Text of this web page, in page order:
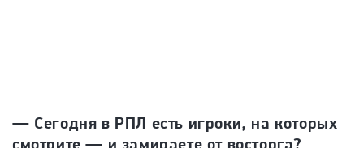
— Сегодня в РПЛ есть игроки, на которых
смотрите — и замираете от восторга?